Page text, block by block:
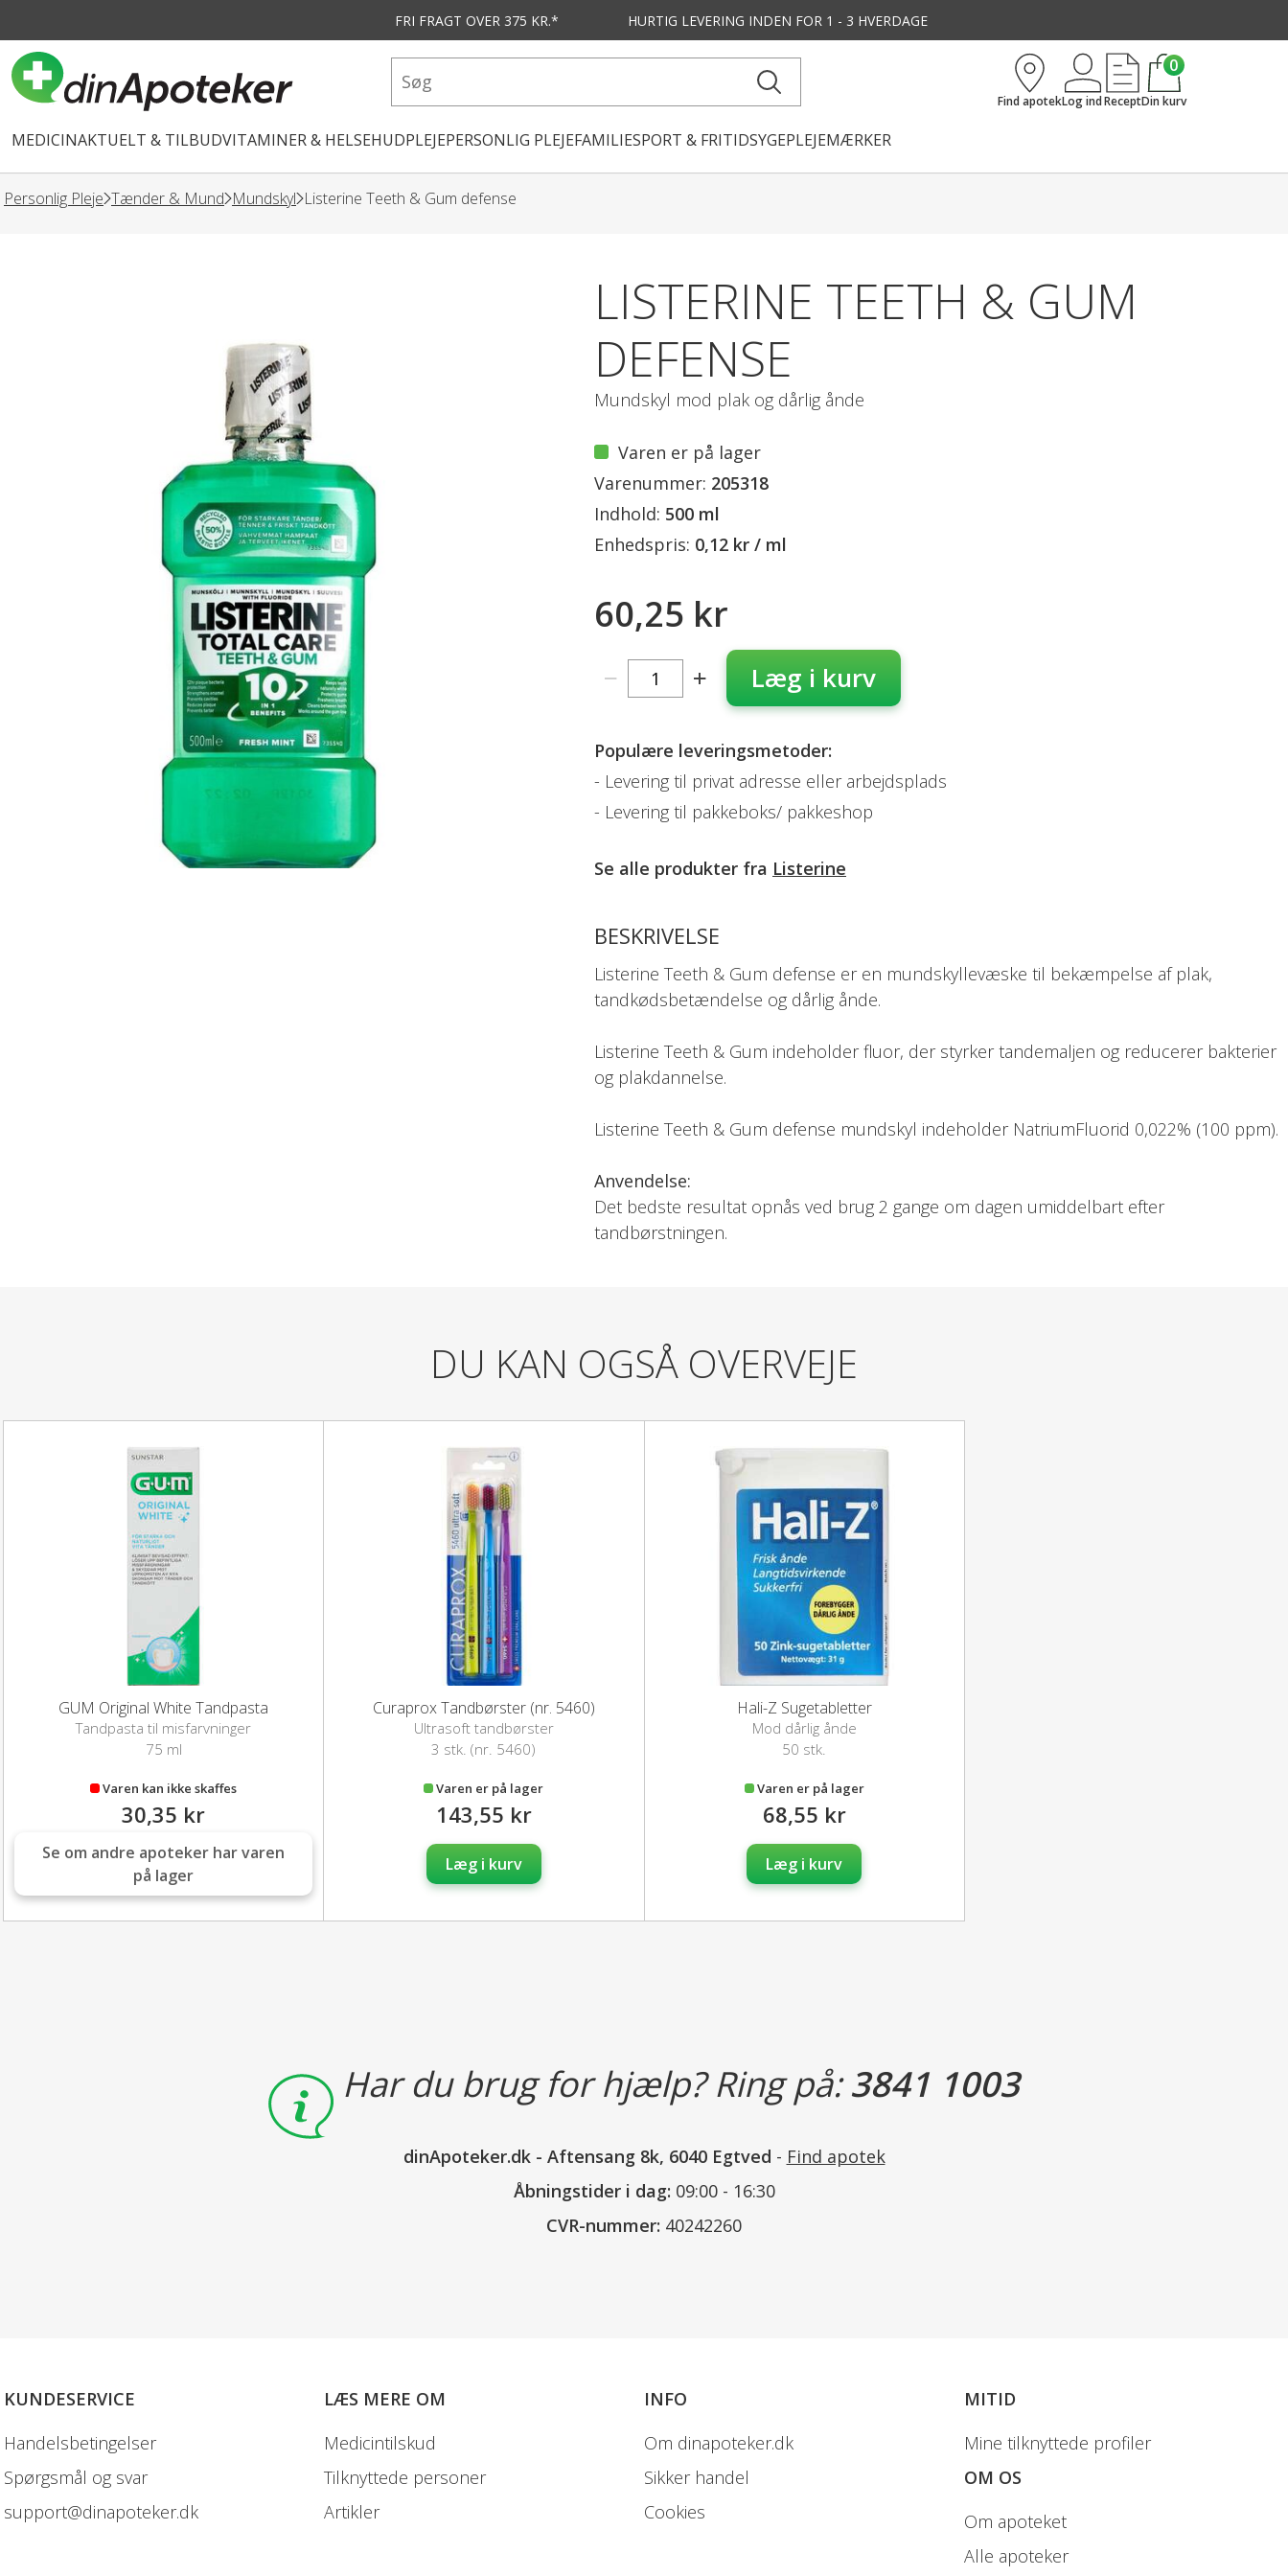
FRI FRAGT OVER 375 KR.* HURTIG LEVERING INDEN FOR 1 - 3 HVERDAGE
MEDICINAKTUELT & TILBUDVITAMINER & HELSEHUDPLEJEPERSONLIG PLEJEFAMILIESPORT & FRITIDSYGEPLEJEMÆRKER
Find apotekLog indRecept
0
Din kurv
Personlig Pleje Tænder & Mund Mundskyl Listerine Teeth & Gum defense
LISTERINE TEETH & GUM
DEFENSE
Mundskyl mod plak og dårlig ånde
Varen er på lager
Varenummer: 205318
Indhold: 500 ml
Enhedspris: 0,12 kr / ml
60,25 kr
Læg i kurv
Populære leveringsmetoder:
Levering til privat adresse eller arbejdsplads
Levering til pakkeboks/ pakkeshop
Se alle produkter fra Listerine
BESKRIVELSE
Listerine Teeth & Gum defense er en mundskyllevæske til bekæmpelse af plak,
tandkødsbetændelse og dårlig ånde.
Listerine Teeth & Gum indeholder fluor, der styrker tandemaljen og reducerer bakterier
og plakdannelse.
Listerine Teeth & Gum defense mundskyl indeholder NatriumFluorid 0,022% (100 ppm).
Anvendelse:
Det bedste resultat opnås ved brug 2 gange om dagen umiddelbart efter
tandbørstningen.
Indholdsstoffer:
Aqua, Alcohol, Sorbitol, Poloxamer 407, Benzoic Acid. Sodium Saccharin, Eucalyptol,
DU KAN OGSÅ OVERVEJE
GUM Original White Tandpasta
Tandpasta til misfarvninger
75 ml
Varen kan ikke skaffes
30,35 kr
Se om andre apoteker har varen
på lager
Curaprox Tandbørster (nr. 5460)
Ultrasoft tandbørster
3 stk. (nr. 5460)
Varen er på lager
143,55 kr
Læg i kurv
Hali-Z Sugetabletter
Mod dårlig ånde
50 stk.
Varen er på lager
68,55 kr
Læg i kurv
Har du brug for hjælp? Ring på:3841 1003
dinApoteker.dk- Aftensang 8k, 6040 Egtved - Find apotek
Åbningstider i dag: 09:00 - 16:30
CVR-nummer: 40242260
KUNDESERVICE
Handelsbetingelser
Spørgsmål og svar
support@dinapoteker.dk
LÆS MERE OM
Medicintilskud
Tilknyttede personer
Artikler
INFO
Om dinapoteker.dk
Sikker handel
Cookies
MITID
Mine tilknyttede profiler
OM OS
Om apoteket
Alle apoteker